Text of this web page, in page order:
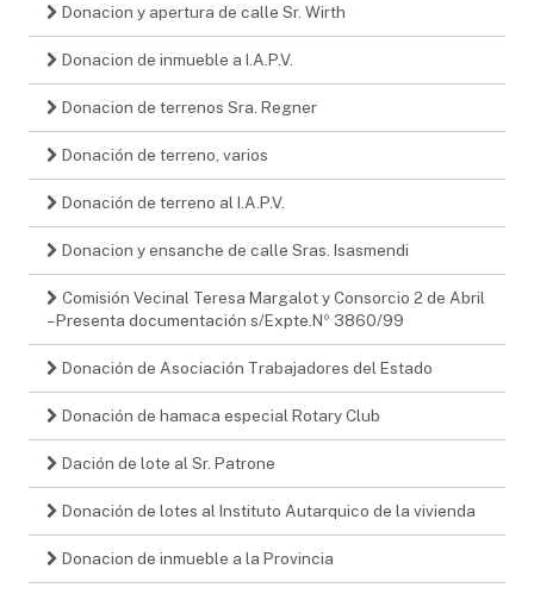
Donacion y apertura de calle Sr. Wirth
Donacion de inmueble a I.A.P.V.
Donacion de terrenos Sra. Regner
Donación de terreno, varios
Donación de terreno al I.A.P.V.
Donacion y ensanche de calle Sras. Isasmendi
Comisión Vecinal Teresa Margalot y Consorcio 2 de Abril
– Presenta documentación s/Expte.Nº 3860/99
Donación de Asociación Trabajadores del Estado
Donación de hamaca especial Rotary Club
Dación de lote al Sr. Patrone
Donación de lotes al Instituto Autarquico de la vivienda
Donacion de inmueble a la Provincia